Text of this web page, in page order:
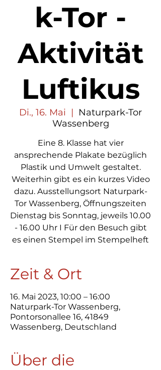
k-Tor -
Aktivität
Luftikus
Di., 16. Mai
  |
Naturpark-Tor
Wassenberg
Eine 8. Klasse hat vier
ansprechende Plakate bezüglich
Plastik und Umwelt gestaltet.
Weiterhin gibt es ein kurzes Video
dazu. Ausstellungsort Naturpark-
Tor Wassenberg, Öffnungszeiten
Dienstag bis Sonntag, jeweils 10.00
- 16.00 Uhr I Für den Besuch gibt
es einen Stempel im Stempelheft
Zeit & Ort
16. Mai 2023, 10:00 – 16:00
Naturpark-Tor Wassenberg,
Pontorsonallee 16, 41849
Wassenberg, Deutschland
Über die